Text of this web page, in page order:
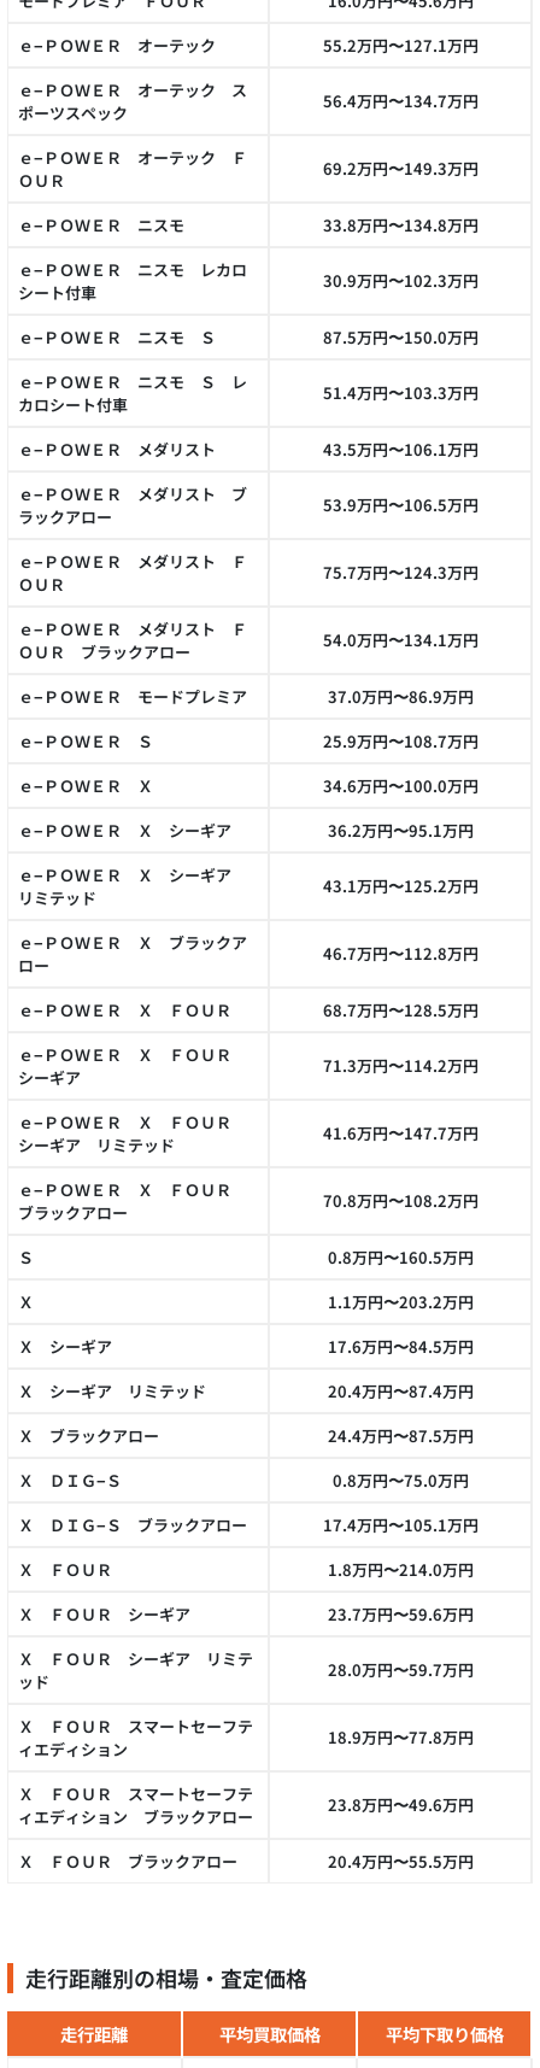
ｅ−ＰＯＷＥＲ オーテック
55.2万円〜127.1万円
ｅ−ＰＯＷＥＲ オーテック ス
ポーツスペック
56.4万円〜134.7万円
ｅ−ＰＯＷＥＲ オーテック Ｆ
ＯＵＲ
69.2万円〜149.3万円
ｅ−ＰＯＷＥＲ ニスモ
33.8万円〜134.8万円
ｅ−ＰＯＷＥＲ ニスモ レカロ
シート付車
30.9万円〜102.3万円
ｅ−ＰＯＷＥＲ ニスモ Ｓ
87.5万円〜150.0万円
ｅ−ＰＯＷＥＲ ニスモ Ｓ レ
カロシート付車
51.4万円〜103.3万円
ｅ−ＰＯＷＥＲ メダリスト
43.5万円〜106.1万円
ｅ−ＰＯＷＥＲ メダリスト ブ
ラックアロー
53.9万円〜106.5万円
ｅ−ＰＯＷＥＲ メダリスト Ｆ
ＯＵＲ
75.7万円〜124.3万円
ｅ−ＰＯＷＥＲ メダリスト Ｆ
ＯＵＲ ブラックアロー
54.0万円〜134.1万円
ｅ−ＰＯＷＥＲ モードプレミア
37.0万円〜86.9万円
ｅ−ＰＯＷＥＲ Ｓ
25.9万円〜108.7万円
ｅ−ＰＯＷＥＲ Ｘ
34.6万円〜100.0万円
ｅ−ＰＯＷＥＲ Ｘ シーギア
36.2万円〜95.1万円
ｅ−ＰＯＷＥＲ Ｘ シーギア
リミテッド
43.1万円〜125.2万円
ｅ−ＰＯＷＥＲ Ｘ ブラックア
ロー
46.7万円〜112.8万円
ｅ−ＰＯＷＥＲ Ｘ ＦＯＵＲ
68.7万円〜128.5万円
ｅ−ＰＯＷＥＲ Ｘ ＦＯＵＲ
シーギア
71.3万円〜114.2万円
ｅ−ＰＯＷＥＲ Ｘ ＦＯＵＲ
シーギア リミテッド
41.6万円〜147.7万円
ｅ−ＰＯＷＥＲ Ｘ ＦＯＵＲ
ブラックアロー
70.8万円〜108.2万円
Ｓ
0.8万円〜160.5万円
Ｘ
1.1万円〜203.2万円
Ｘ シーギア
17.6万円〜84.5万円
Ｘ シーギア リミテッド
20.4万円〜87.4万円
Ｘ ブラックアロー
24.4万円〜87.5万円
Ｘ ＤＩＧ−Ｓ
0.8万円〜75.0万円
Ｘ ＤＩＧ−Ｓ ブラックアロー
17.4万円〜105.1万円
Ｘ ＦＯＵＲ
1.8万円〜214.0万円
Ｘ ＦＯＵＲ シーギア
23.7万円〜59.6万円
Ｘ ＦＯＵＲ シーギア リミテ
ッド
28.0万円〜59.7万円
Ｘ ＦＯＵＲ スマートセーフテ
ィエディション
18.9万円〜77.8万円
Ｘ ＦＯＵＲ スマートセーフテ
ィエディション ブラックアロー
23.8万円〜49.6万円
Ｘ ＦＯＵＲ ブラックアロー 20.4万円〜55.5万円
走行距離別の相場・査定価格
走行距離 平均買取価格 平均下取り価格